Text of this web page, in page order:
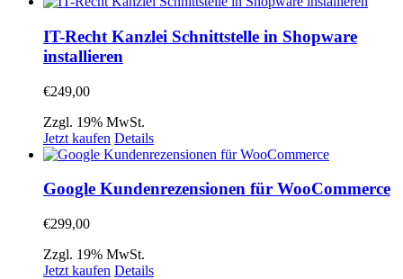
IT-Recht Kanzlei Schnittstelle in Shopware
installieren
€249,00
Zzgl. 19% MwSt.
Jetzt kaufen Details
Google Kundenrezensionen für WooCommerce
€299,00
Zzgl. 19% MwSt.
Jetzt kaufen Details